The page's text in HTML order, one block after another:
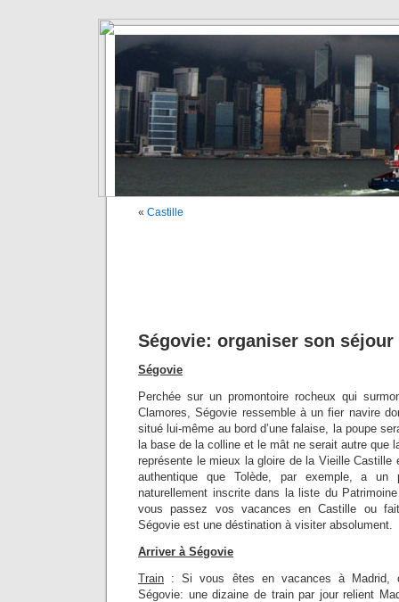
« Castille
Ségovie: organiser son séjour
Ségovie
Perchée sur un promontoire rocheux qui
Clamores, Ségovie ressemble à un fier navire
situé lui-même au bord d’une falaise, la poupe
la base de la colline et le mât ne serait autre que
représente le mieux la gloire de la Vieille Castille
authentique que Tolède, par exemple, a un
naturellement inscrite dans la liste du
vous passez vos vacances en Castille ou
Ségovie est une déstination à visiter absolument.
Arriver à Ségovie
Train : Si vous êtes en vacances à Madrid,
Ségovie: une dizaine de train par jour relient